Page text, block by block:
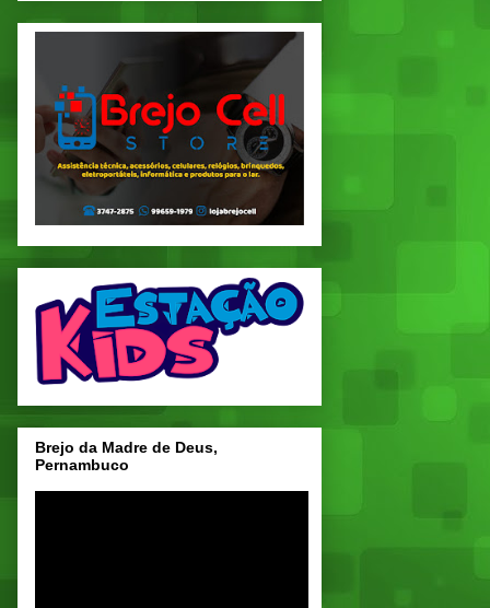
Brejo da Madre de Deus,
Pernambuco